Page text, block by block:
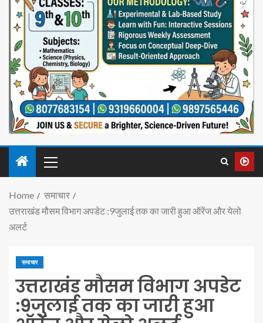
Home
समाचार
उत्तराखंड मौसम विभाग अपडेट :9जुलाई तक का जारी हुआ ऑरेंज और येलो
अलर्ट
समाचार
उत्तराखंड मौसम विभाग अपडेट
:9जुलाई तक का जारी हुआ